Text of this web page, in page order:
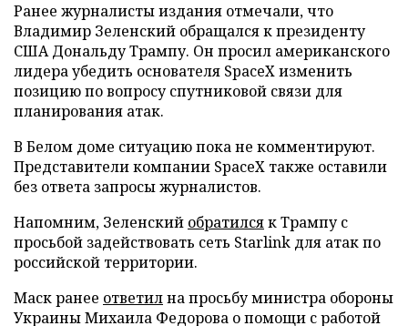
Ранее журналисты издания отмечали, что
Владимир Зеленский обращался к президенту
США Дональду Трампу. Он просил американского
лидера убедить основателя SpaceX изменить
позицию по вопросу спутниковой связи для
планирования атак.
В Белом доме ситуацию пока не комментируют.
Представители компании SpaceX также оставили
без ответа запросы журналистов.
Напомним, Зеленский обратилсяк Трампу с
просьбой задействовать сеть Starlink для атак по
российской территории.
Маск ранее ответилна просьбу министра обороны
Украины Михаила Федорова о помощи с работой